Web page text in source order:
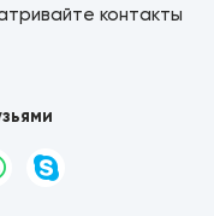
контакты